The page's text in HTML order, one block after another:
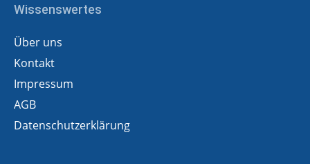
Wissenswertes
Über uns
Kontakt
Impressum
AGB
Datenschutzerklärung